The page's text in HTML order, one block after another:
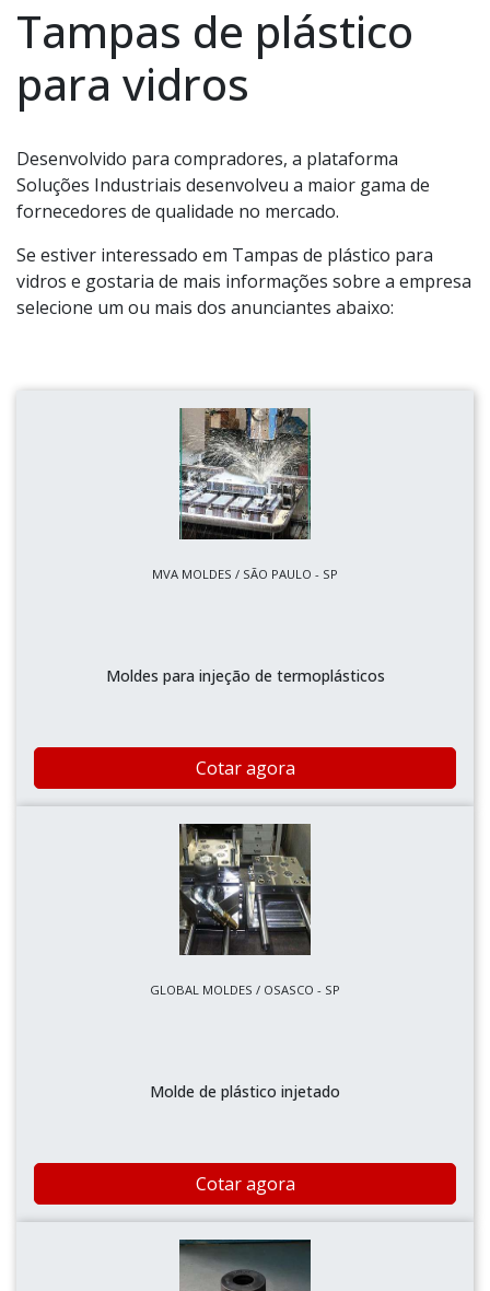
Tampas de plástico
para vidros
Desenvolvido para compradores, a plataforma
Soluções Industriais desenvolveu a maior gama de
fornecedores de qualidade no mercado.
Se estiver interessado em Tampas de plástico para
vidros e gostaria de mais informações sobre a empresa
selecione um ou mais dos anunciantes abaixo:
MVA MOLDES / SÃO PAULO - SP
Moldes para injeção de termoplásticos
Cotar agora
GLOBAL MOLDES / OSASCO - SP
Molde de plástico injetado
Cotar agora